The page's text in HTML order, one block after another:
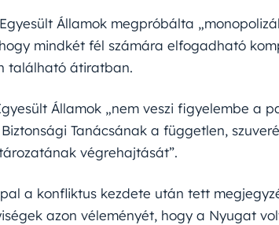
Államok megpróbálta
mindkét fél számára elfogadható
található átiratban.
Államok „nem veszi figyelembe a
Tanácsának a független,
végrehajtását”.
a konfliktus kezdete után tett
azon véleményét, hogy a Nyugat